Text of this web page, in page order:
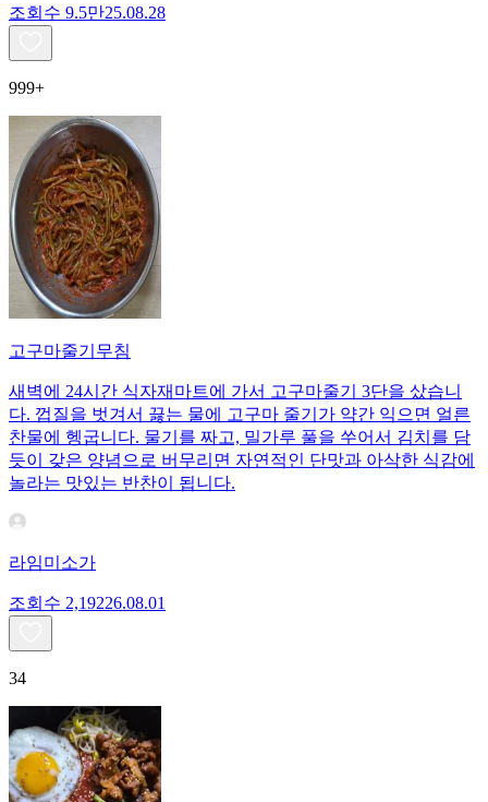
조회수 9.5만25.08.28
999+
고구마줄기무침
새벽에 24시간 식자재마트에 가서 고구마줄기 3단을 샀습니
다. 껍질을 벗겨서 끓는 물에 고구마 줄기가 약간 익으면 얼른
찬물에 헹굽니다. 물기를 짜고, 밀가루 풀을 쑤어서 김치를 담
듯이 갖은 양념으로 버무리면 자연적인 단맛과 아삭한 식감에
놀라는 맛있는 반찬이 됩니다.
라임미소가
조회수 2,19226.08.01
34